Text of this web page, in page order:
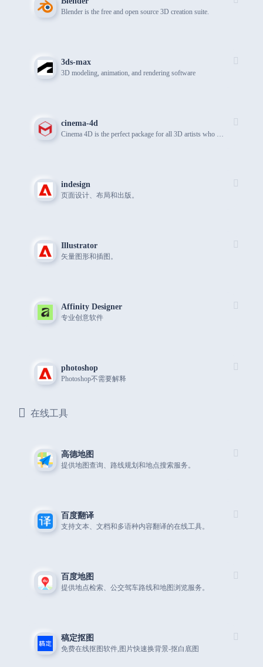
Blender is the free and open source 3D creation suite.
3ds-max
3D modeling, animation, and rendering software
cinema-4d
Cinema 4D is the perfect package for all 3D artists who want to achieve breathtaking results fast and hassle-free.
indesign
页面设计、布局和出版。
Illustrator
矢量图形和插图。
Affinity Designer
专业创意软件
photoshop
Photoshop不需要解释
在线工具
高德地图
提供地图查询、路线规划和地点搜索服务。
百度翻译
支持文本、文档和多语种内容翻译的在线工具。
百度地图
提供地点检索、公交驾车路线和地图浏览服务。
稿定抠图
免费在线抠图软件,图片快速换背景-抠白底图